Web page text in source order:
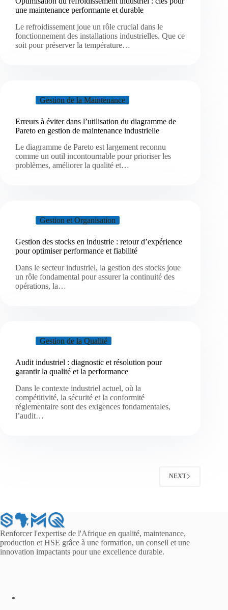
une maintenance performante et durable
Le refroidissement joue un rôle crucial dans le
fonctionnement des installations industrielles. Que ce
soit pour préserver la température…
Gestion de la Maintenance
Erreurs à éviter dans l’utilisation du diagramme de
Pareto en gestion de maintenance industrielle
Le diagramme de Pareto est largement reconnu
comme un outil incontournable pour prioriser les
problèmes, améliorer la qualité et…
Gestion et Organisation
Gestion des stocks en industrie : retour d’expérience
pour optimiser performance et fiabilité
Dans le secteur industriel, la gestion des stocks joue
un rôle fondamental pour assurer la continuité des
opérations, la…
Gestion de la Qualité
Audit industriel : diagnostic et résolution pour
garantir la qualité et la performance
Dans le contexte industriel actuel, où la
compétitivité, la sécurité et la conformité
réglementaire sont des exigences fondamentales,
l’audit…
NEXT
Renforcer l'expertise de l'Afrique en qualité, maintenance,
production et HSE grâce à une formation, un conseil et une
innovation impactants pour une excellence durable.